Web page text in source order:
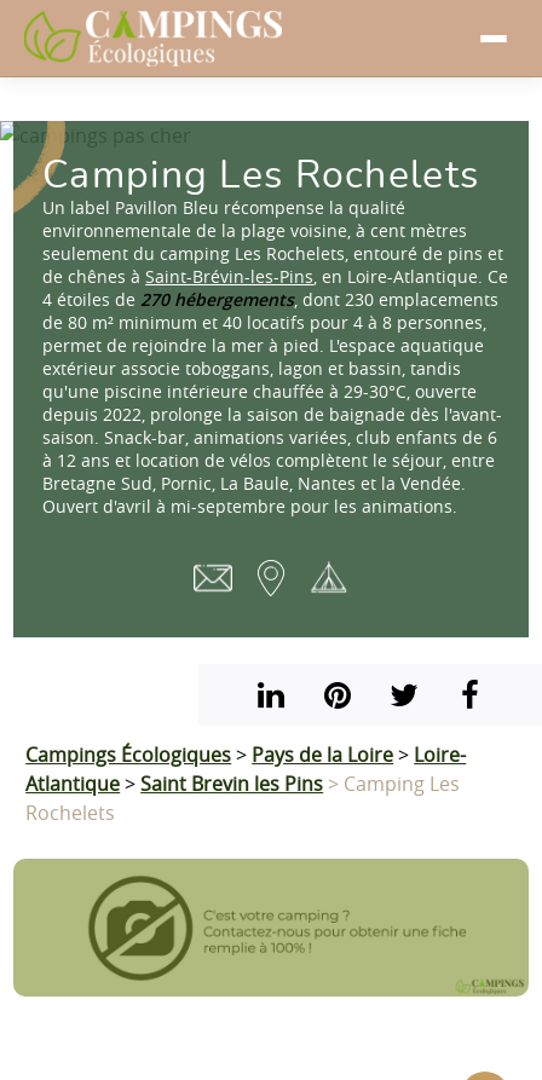
Camping Les Rochelets
Un label Pavillon Bleu récompense la qualité
environnementale de la plage voisine, à cent mètres
seulement du camping Les Rochelets, entouré de pins et
de chênes àSaint-Brévin-les-Pins , en Loire-Atlantique. Ce
4 étoiles de 270 hébergements, dont 230 emplacements
de 80 m² minimum et 40 locatifs pour 4 à 8 personnes,
permet de rejoindre la mer à pied. L'espace aquatique
extérieur associe toboggans, lagon et bassin, tandis
qu'une piscine intérieure chauffée à 29-30°C, ouverte
depuis 2022, prolonge la saison de baignade dès l'avant-
saison. Snack-bar, animations variées, club enfants de 6
à 12 ans et location de vélos complètent le séjour, entre
Bretagne Sud, Pornic, La Baule, Nantes et la Vendée.
Ouvert d'avril à mi-septembre pour les animations.
Campings Écologiques> Pays de la Loire> Loire-
Atlantique>Saint Brevin les Pins > Camping Les
Rochelets